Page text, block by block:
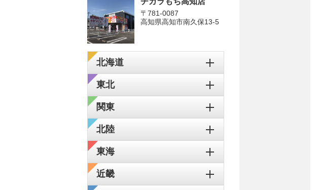
〒781-0087
高知県高知市南久保13-5
北海道
東北
関東
北陸
東海
近畿